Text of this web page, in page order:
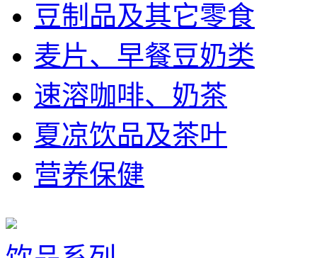
豆制品及其它零食
麦片、早餐豆奶类
速溶咖啡、奶茶
夏凉饮品及茶叶
营养保健